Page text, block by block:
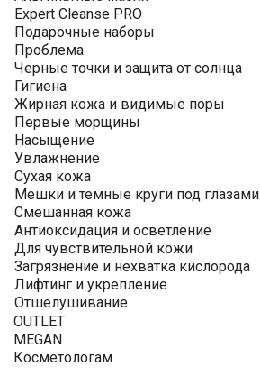
Expert Cleanse PRO
Подарочные наборы
Проблема
Черные точки и защита от солнца
Гигиена
Жирная кожа и видимые поры
Первые морщины
Насыщение
Увлажнение
Сухая кожа
Мешки и темные круги под глазами
Смешанная кожа
Антиоксидация и осветление
Для чувствительной кожи
Загрязнение и нехватка кислорода
Лифтинг и укрепление
Отшелушивание
OUTLET
MEGAN
Косметологам